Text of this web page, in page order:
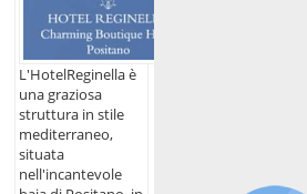
L'HotelReginella è
una graziosa
struttura in stile
mediterraneo,
situata
nell'incantevole